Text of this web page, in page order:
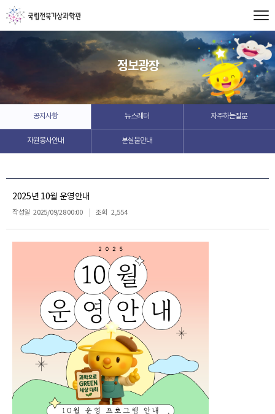
정보광장
공지사항 뉴스레터 자주하는질문
자원봉사안내 분실물안내
2025년 10월 운영안내
작성일 2025/09/28 00:00 조회 2,554